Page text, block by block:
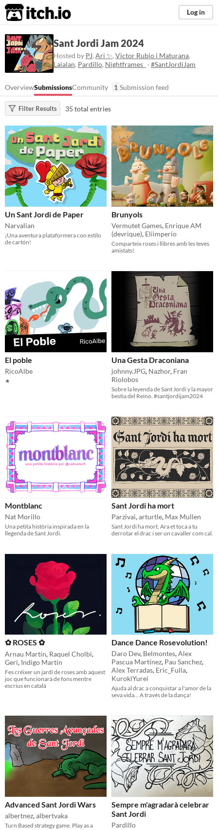
itch.io Log in
Sant Jordi Jam 2024
Hosted by PJ, Ari ✨, Victor Rubio i Maturana,
Laialan, Pardillo, Nightframes_ · #SantJordiJam
OverviewSubmissionsCommunity 1 Submission feed
Filter Results 35 total entries
Un Sant Jordi de Paper
Narvalian
¡Una aventura plataformera con estilo
de cartón!
Brunyols
Vermutet Games, Enrique AM
(devrique), Eliimperio
Comparteix roses i llibres amb les teves
amistats!
El poble
RicoAlbe
★
Una Gesta Draconiana
johnny.JPG, Nazhor, Fran
Riolobos
Sobre la leyenda de Sant Jordi y la mayor
bestia del Reino. #santjordijam2024
Montblanc
Nat Morillo
Una petita història inspirada en la
llegenda de Sant Jordi.
Sant Jordi ha mort
Parzivai,arturtle, Max Mullen
Sant Jordi ha mort. Ara et toca a tu
derrotar el drac i ser un cavaller com cal.
✿ ROSES ✿
Arnau Martín, Raquel Cholbi,
Geri, Indigo Martin
Fes créixer un jardí de roses amb aquest
joc que funcionarà de fons mentre
escrius en català
Dance Dance Rosevolution!
Daro Dev, Belmontes,Alex
Pascua Martínez, Pau Sanchez,
Alex Terradas, Eric_Fulla,
KurokiYurei
Ajuda al drac a conquistar a l'amor de la
seva vida... A través de la dança!
Advanced Sant Jordi Wars
albertnez,albertvaka
Turn Based strategy game. Play as a
Sempre m'agradarà celebrar
Sant Jordi
Pardillo